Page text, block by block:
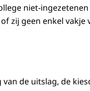
niet-
zij geen enkel
de uitslag, de